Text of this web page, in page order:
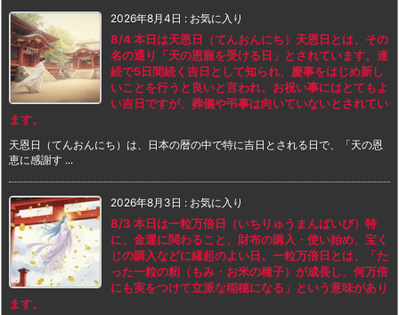
2026年8月4日 : お気に入り
8/4 本日は天恩日（てんおんにち）天恩日とは、その
名の通り「天の恩寵を受ける日」とされています。連
続で5日間続く吉日として知られ、慶事をはじめ新し
いことを行うと良いと言われ、お祝い事にはとてもよ
い吉日ですが、葬儀や弔事は向いていないとされてい
ます。
天恩日（てんおんにち）は、日本の暦の中で特に吉日とされる日で、「天の恩
恵に感謝す ...
2026年8月3日 : お気に入り
8/3 本日は一粒万倍日（いちりゅうまんばいび）特
に、金運に関わること、財布の購入・使い始め、宝く
じの購入などに縁起のよい日。一粒万倍日とは、「た
った一粒の籾（もみ・お米の種子）が成長し、何万倍
にも実をつけて立派な稲穂になる」という意味があり
ます。